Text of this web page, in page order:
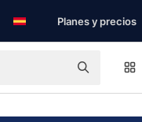
Planes y precios